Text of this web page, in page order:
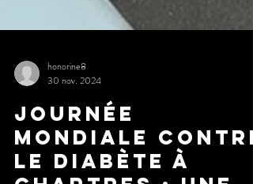
honorine8
30 nov. 2024
Journée